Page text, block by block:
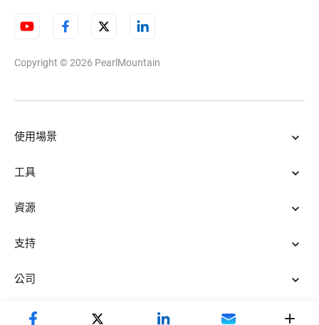
Copyright © 2026 PearlMountain
使用場景
工具
資源
支持
公司